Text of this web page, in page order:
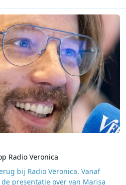
terug op Radio Veronica
Radio Veronica
bij Radio Veronica. Vanaf
presentatie over van Marisa